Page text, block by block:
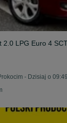
2.0 LPG Euro 4
- Dzisiaj o 09:49